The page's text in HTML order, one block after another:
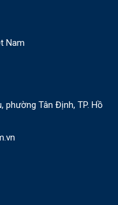
Nam
phường Tân Định, TP. Hồ